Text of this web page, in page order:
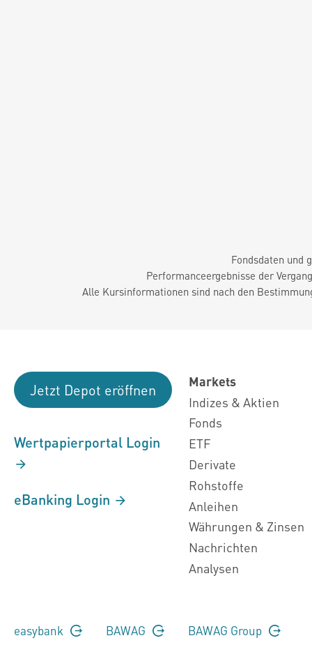
Fondsdaten und
Performanceergebnisse der
Alle Kursinformationen sind nach den
Jetzt Depot eröffnen
Wertpapierportal Login
eBanking Login
Markets
Indizes & Aktien
Fonds
ETF
Derivate
Rohstoffe
Anleihen
Währungen & Zinsen
Nachrichten
Analysen
easybank BAWAG BAWAG Group